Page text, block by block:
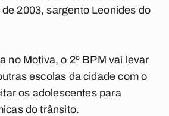
2003, sargento Leonides do
no Motiva, o 2º BPM vai levar
escolas da cidade com o
os adolescentes para
do trânsito.